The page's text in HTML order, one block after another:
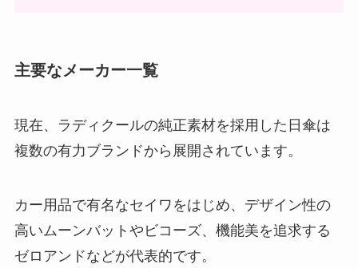
主要なメーカー一覧
現在、ラディクールの純正素材を採用した日傘は
複数の有力ブランドから展開されています。
カー用品で有名なセイワをはじめ、デザイン性の
高いムーンバットやビコーズ、機能美を追求する
ゼロアンドなどが代表的です。